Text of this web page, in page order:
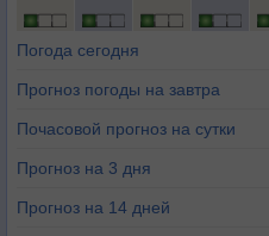
Погода сегодня
Прогноз погоды на завтра
Почасовой прогноз на сутки
Прогноз на 3 дня
Прогноз на 14 дней